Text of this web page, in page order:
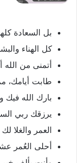
بل السعادة
كل الهناء
أتمنى من الله
طابت أيامك،
بارك الله
يرزقك ربي
العمر والغلا
أحلى العُمر